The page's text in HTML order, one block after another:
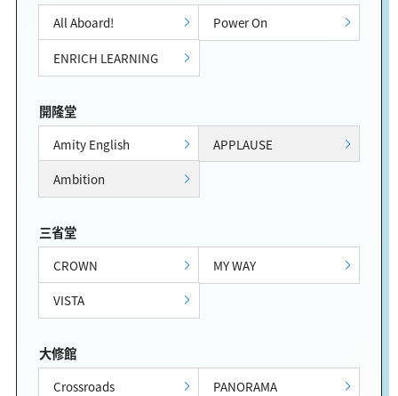
All Aboard!
Power On
ENRICH LEARNING
開隆堂
Amity English
APPLAUSE
Ambition
三省堂
CROWN
MY WAY
VISTA
大修館
Crossroads PANORAMA